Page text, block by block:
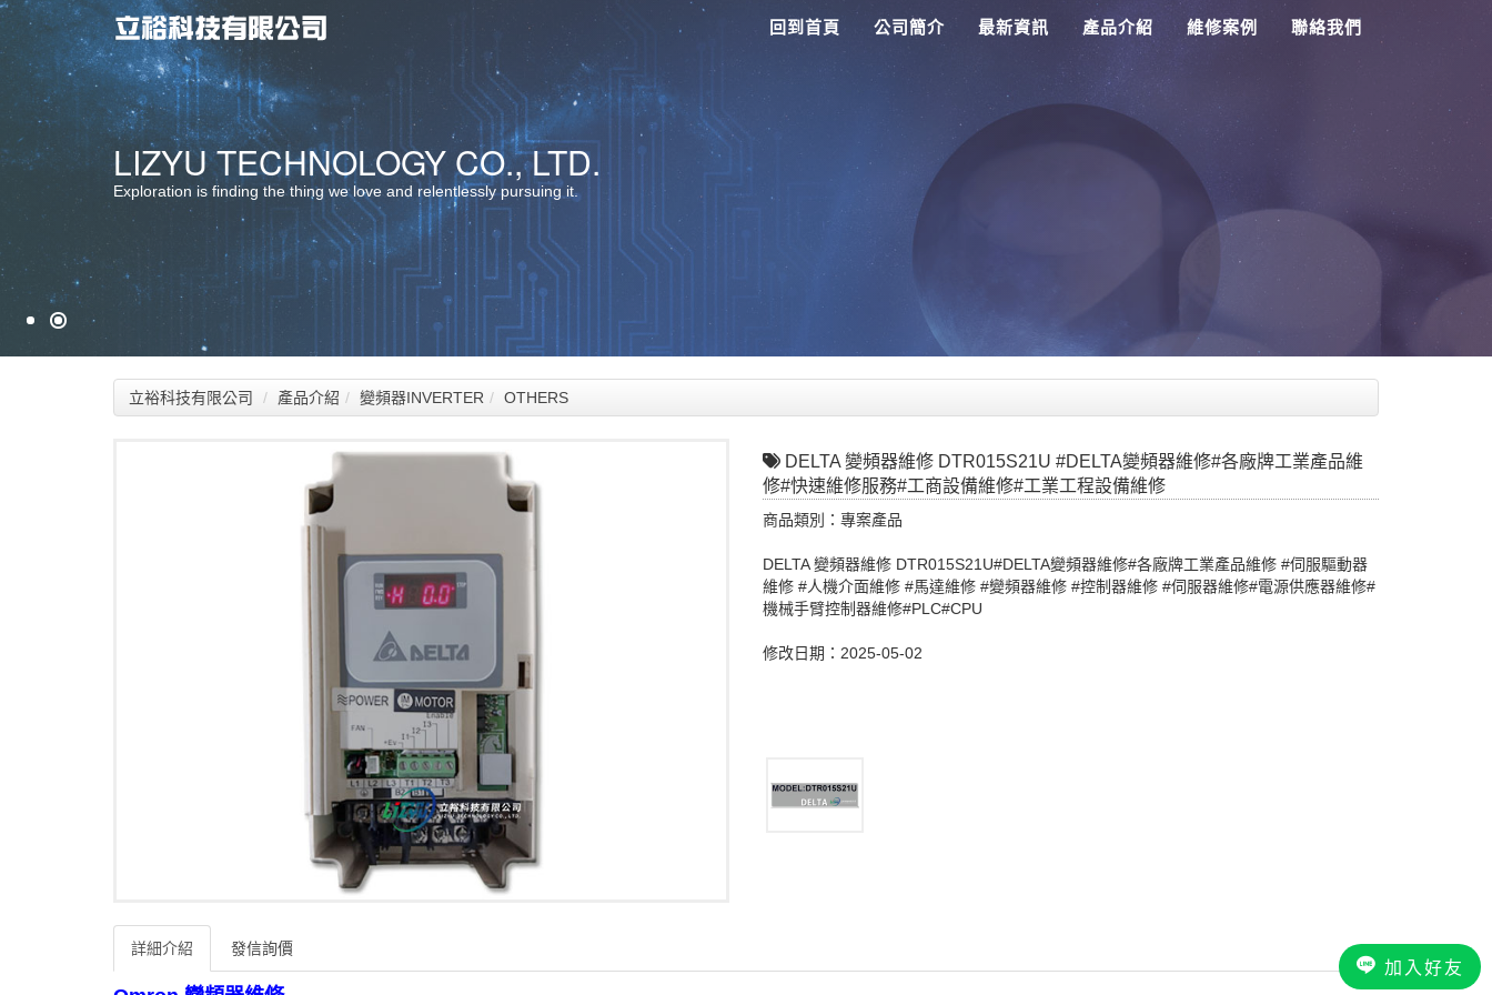
加入好友
最佳服務 ‧ 最佳選擇
堅持品質 ‧ 卓越創新
LIZYU TECHNOLOGY CO., LTD.
Exploration is finding the thing we love and relentlessly pursuing it.
回到首頁 公司簡介 最新資訊 產品介紹 維修案例 聯絡我們
立裕科技有限公司 產品介紹 變頻器INVERTER OTHERS
DELTA 變頻器維修 DTR015S21U #DELTA變頻器維修#各廠牌工業產品維
修#快速維修服務#工商設備維修#工業工程設備維修
商品類別：專案產品
DELTA 變頻器維修 DTR015S21U#DELTA變頻器維修#各廠牌工業產品維修 #伺服驅動器
維修 #人機介面維修 #馬達維修 #變頻器維修 #控制器維修 #伺服器維修#電源供應器維修#
機械手臂控制器維修#PLC#CPU
修改日期：2025-05-02
詳細介紹 發信詢價